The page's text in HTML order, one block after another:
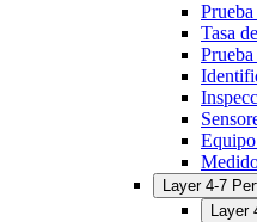
Tasa
Layer 4-7
Layer